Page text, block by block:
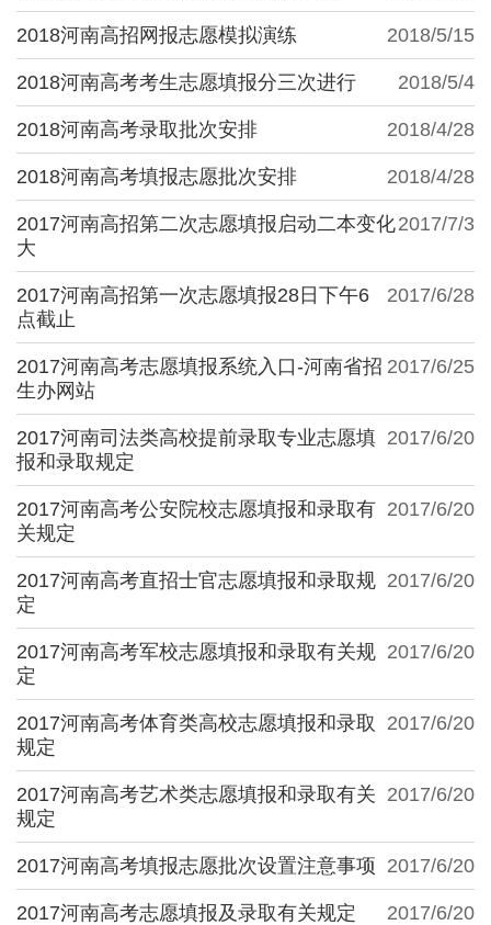
2018/5/15
2018河南高招网报志愿模拟演练
2018/5/4
2018河南高考考生志愿填报分三次进行
2018/4/28
2018河南高考录取批次安排
2018/4/28
2018河南高考填报志愿批次安排
2017/7/3
2017河南高招第二次志愿填报启动二本变化
大
2017/6/28
2017河南高招第一次志愿填报28日下午6
点截止
2017/6/25
2017河南高考志愿填报系统入口-河南省招
生办网站
2017/6/20
2017河南司法类高校提前录取专业志愿填
报和录取规定
2017/6/20
2017河南高考公安院校志愿填报和录取有
关规定
2017/6/20
2017河南高考直招士官志愿填报和录取规
定
2017/6/20
2017河南高考军校志愿填报和录取有关规
定
2017/6/20
2017河南高考体育类高校志愿填报和录取
规定
2017/6/20
2017河南高考艺术类志愿填报和录取有关
规定
2017/6/20
2017河南高考填报志愿批次设置注意事项
2017/6/20
2017河南高考志愿填报及录取有关规定